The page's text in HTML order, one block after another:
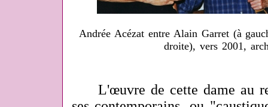
Andrée Acézat entre Alain Garret (à
droite), vers 2001,
L'œuvre de cette dame au